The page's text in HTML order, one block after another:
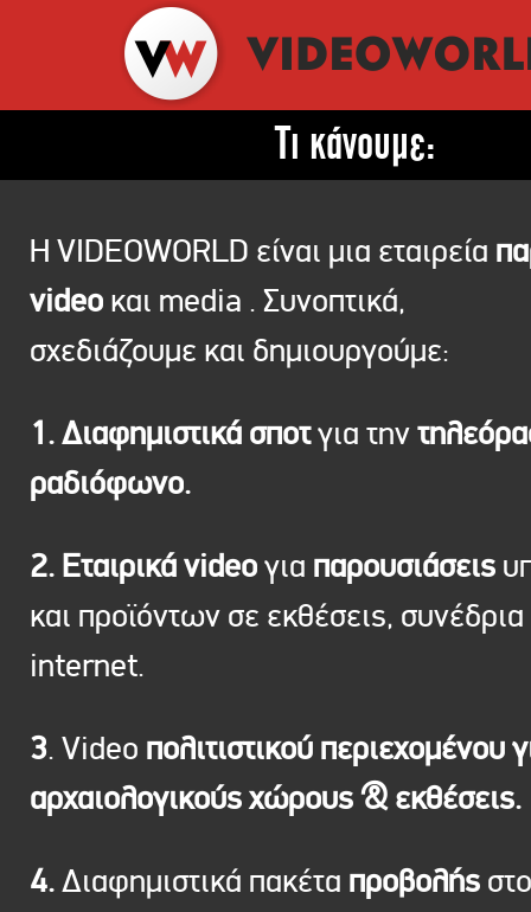
Τι κάνουμε:
Η VIDEOWORLD είναι μια εταιρεία
video και media . Συνοπτικά,
σχεδιάζουμε και δημιουργούμε:
1. Διαφημιστικά σποτγια την
ραδιόφωνο.
2. Εταιρικά videoγια παρουσιάσεις
και προϊόντων σε εκθέσεις, συνέδρια
internet.
3. Video πολιτιστικού περιεχομένου
αρχαιολογικούς χώρους & εκθέσεις.
4.Διαφημιστικά πακέτα προβολής στο